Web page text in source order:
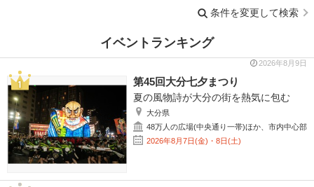
条件を変更して検索
イベントランキング
2026年8月9日
第45回大分七夕まつり
夏の風物詩が大分の街を熱気に包む
大分県
48万人の広場(中央通り一帯)ほか、市内中心部
2026年8月7日(金)・8日(土)